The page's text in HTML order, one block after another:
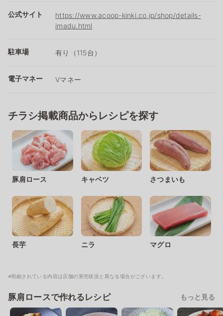
公式サイト
https://www.acoop-kinki.co.jp/shop/details-
imadu.html
駐車場 有り（115台）
電子マネー Vマネー
チラシ掲載商品からレシピを探す
豚肩ロース キャベツ さつまいも
長芋 ニラ マグロ
※明細されている内容は店舗の実売状況と異なる場合がございます。
豚肩ロースで作れるレシピ もっと見る